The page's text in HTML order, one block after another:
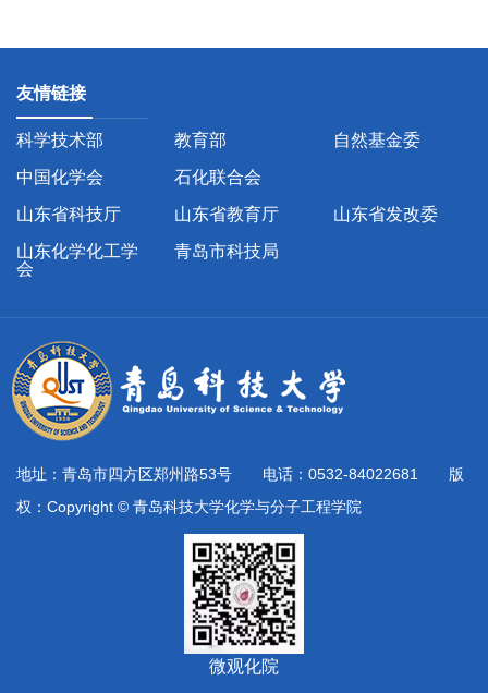
友情链接
科学技术部 教育部
自然基金委
中国化学会
石化联合会
山东省科技厅
山东省教育厅
山东省发改委
山东化学化工学
会
青岛市科技局
地址：青岛市四方区郑州路53号 电话：0532-84022681 版
权：Copyright © 青岛科技大学化学与分子工程学院
微观化院